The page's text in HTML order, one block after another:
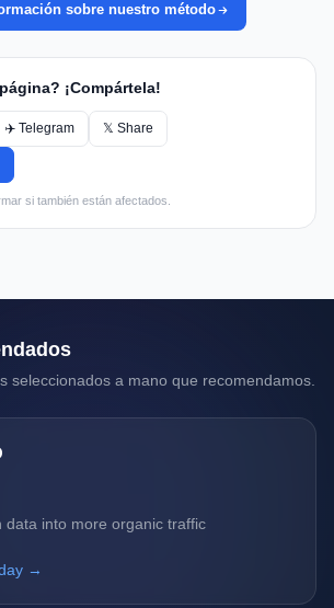
sobre nuestro método
¡Compártela!
✈️ Telegram 𝕏 Share
si también están afectados.
seleccionados a mano que recomendamos.
data into more organic traffic
→